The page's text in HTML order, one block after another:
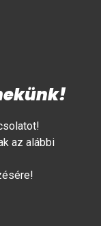
az alábbi